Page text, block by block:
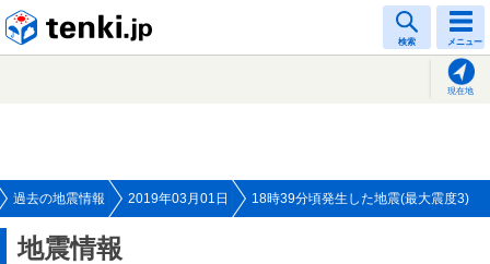
検索 メニュー
現在地
過去の地震情報 2019年03月01日 18時39分頃発生した地震(最大震度3)
地震情報